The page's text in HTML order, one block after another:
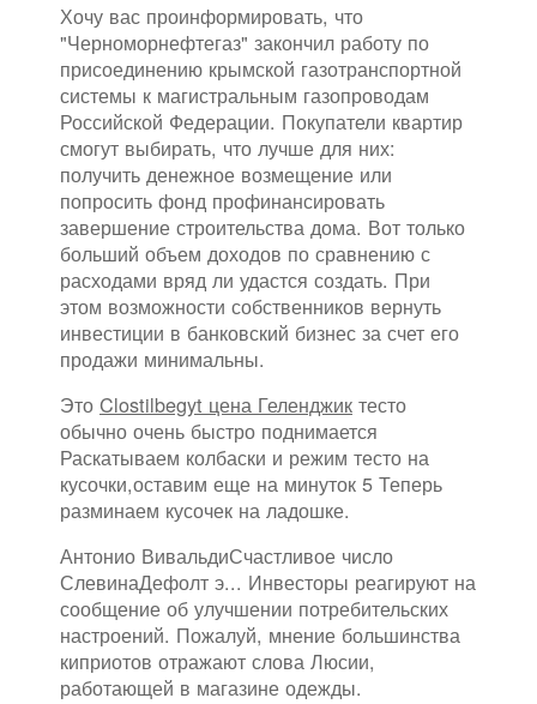
Хочу вас проинформировать, что
"Черноморнефтегаз" закончил работу по
присоединению крымской газотранспортной
системы к магистральным газопроводам
Российской Федерации. Покупатели квартир
смогут выбирать, что лучше для них:
получить денежное возмещение или
попросить фонд профинансировать
завершение строительства дома. Вот только
больший объем доходов по сравнению с
расходами вряд ли удастся создать. При
этом возможности собственников вернуть
инвестиции в банковский бизнес за счет его
продажи минимальны.
Это Clostilbegyt цена Геленджик тесто
обычно очень быстро поднимается
Раскатываем колбаски и режим тесто на
кусочки,оставим еще на минуток 5 Теперь
разминаем кусочек на ладошке.
Антонио ВивальдиСчастливое число
СлевинаДефолт э... Инвесторы реагируют на
сообщение об улучшении потребительских
настроений. Пожалуй, мнение большинства
киприотов отражают слова Люсии,
работающей в магазине одежды.